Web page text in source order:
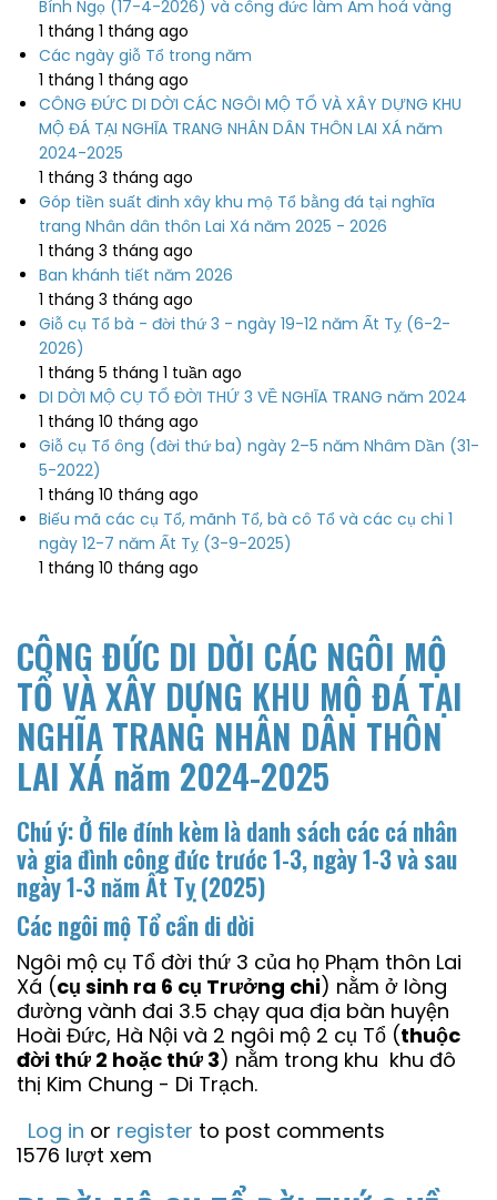
Bính Ngọ (17-4-2026) và công đức làm Am hoá vàng
1 tháng 1 tháng ago
Các ngày giỗ Tổ trong năm
1 tháng 1 tháng ago
CÔNG ĐỨC DI DỜI CÁC NGÔI MỘ TỔ VÀ XÂY DỰNG KHU
MỘ ĐÁ TẠI NGHĨA TRANG NHÂN DÂN THÔN LAI XÁ năm
2024-2025
1 tháng 3 tháng ago
Góp tiền suất đinh xây khu mộ Tổ bằng đá tại nghĩa
trang Nhân dân thôn Lai Xá năm 2025 - 2026
1 tháng 3 tháng ago
Ban khánh tiết năm 2026
1 tháng 3 tháng ago
Giỗ cụ Tổ bà - đời thứ 3 - ngày 19-12 năm Ất Tỵ (6-2-
2026)
1 tháng 5 tháng 1 tuần ago
DI DỜI MỘ CỤ TỔ ĐỜI THỨ 3 VỀ NGHĨA TRANG năm 2024
1 tháng 10 tháng ago
Giỗ cụ Tổ ông (đời thứ ba) ngày 2–5 năm Nhâm Dần (31-
5-2022)
1 tháng 10 tháng ago
Biếu mã các cụ Tổ, mãnh Tổ, bà cô Tổ và các cụ chi 1
ngày 12-7 năm Ất Tỵ (3-9-2025)
1 tháng 10 tháng ago
CÔNG ĐỨC DI DỜI CÁC NGÔI MỘ
TỔ VÀ XÂY DỰNG KHU MỘ ĐÁ TẠI
NGHĨA TRANG NHÂN DÂN THÔN
LAI XÁ năm 2024-2025
Chú ý: Ở file đính kèm là danh sách các cá nhân
và gia đình công đức trước 1-3, ngày 1-3 và sau
ngày 1-3 năm Ất Tỵ (2025)
Các ngôi mộ Tổ cần di dời
Ngôi mộ cụ Tổ đời thứ 3 của họ Phạm thôn Lai
Xá (cụ sinh ra 6 cụ Trưởng chi) nằm ở lòng
đường vành đai 3.5 chạy qua địa bàn huyện
Hoài Đức, Hà Nội và 2 ngôi mộ 2 cụ Tổ (thuộc
đời thứ 2 hoặc thứ 3) nằm trong khu khu đô
thị Kim Chung - Di Trạch.
Log in or register to post comments
1576 lượt xem